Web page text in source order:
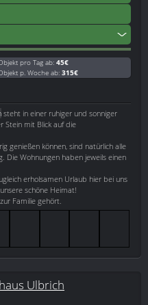
pro Tag ab: 45€
p. Woche ab: 315€
steht in einer ruhiger und sonniger
Stein mit Blick auf die
genießen können, sind natürlich alle
Die Wohnungen haben jeweils einen
erholsamen Urlaub hier bei uns
schöne Heimat!
Familie gehört.
Ulbrich